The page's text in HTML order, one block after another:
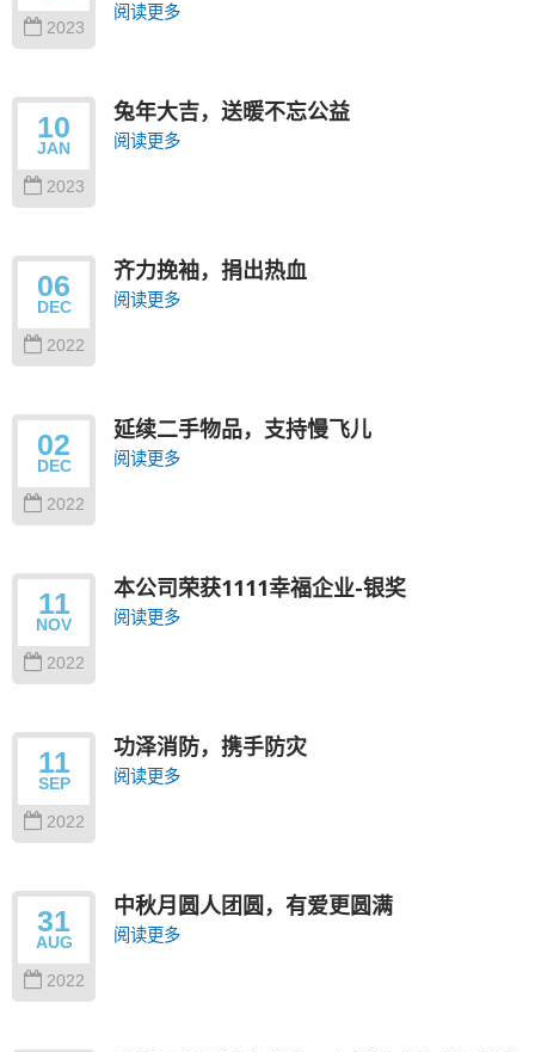
2023
阅读更多
10
JAN
2023
兔年大吉，送暖不忘公益
阅读更多
06
DEC
2022
齐力挽袖，捐出热血
阅读更多
02
DEC
2022
延续二手物品，支持慢飞儿
阅读更多
11
NOV
2022
本公司荣获1111幸福企业-银奖
阅读更多
11
SEP
2022
功泽消防，携手防灾
阅读更多
31
AUG
2022
中秋月圆人团圆，有爱更圆满
阅读更多